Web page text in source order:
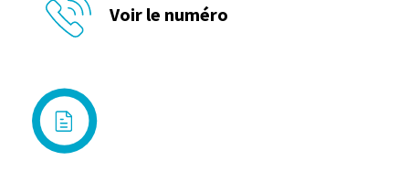
Voir le numéro